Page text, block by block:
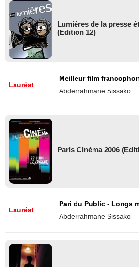
Lumières de la presse
(Edition 12)
Lauréat
Meilleur film
Abderrahmane Sissako
Paris Cinéma 2006
Lauréat
Pari du Public - Longs
Abderrahmane Sissako